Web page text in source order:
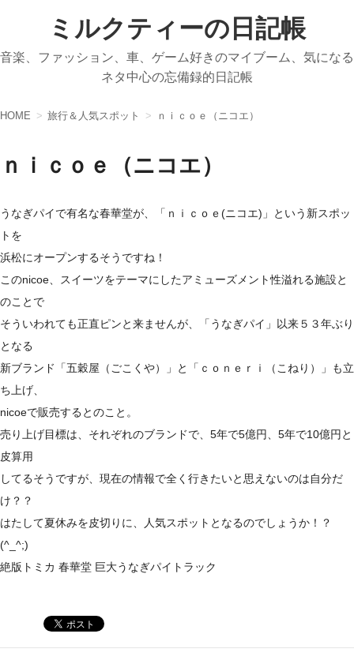
ミルクティーの日記帳
音楽、ファッション、車、ゲーム好きのマイブーム、気になる
ネタ中心の忘備録的日記帳
HOME 旅行＆人気スポット ｎｉｃｏｅ（ニコエ）
ｎｉｃｏｅ（ニコエ）
うなぎパイで有名な春華堂が、「ｎｉｃｏｅ(ニコエ)」という新スポッ
トを
浜松にオープンするそうですね！
このnicoe、スイーツをテーマにしたアミューズメント性溢れる施設と
のことで
そういわれても正直ピンと来ませんが、「うなぎパイ」以来５３年ぶり
となる
新ブランド「五穀屋（ごこくや）」と「ｃｏｎｅｒｉ（こねり）」も立
ち上げ、
nicoeで販売するとのこと。
売り上げ目標は、それぞれのブランドで、5年で5億円、5年で10億円と
皮算用
してるそうですが、現在の情報で全く行きたいと思えないのは自分だ
け？？
はたして夏休みを皮切りに、人気スポットとなるのでしょうか！？
(^_^;)
絶版トミカ 春華堂 巨大うなぎパイトラック